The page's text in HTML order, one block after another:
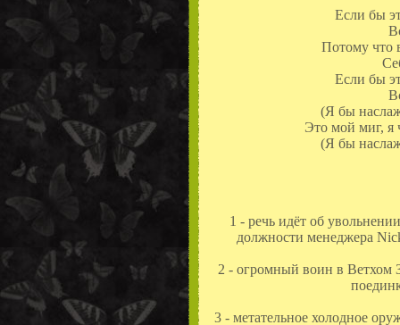
Если бы
Потому что
Если бы
(Я бы
Это мой миг, я
(Я бы
1 - речь идёт об
должности менеджера
2 - огромный воин в Ветхом
3 - метательное холодное